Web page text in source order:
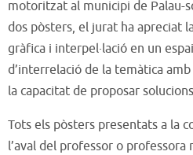
motoritzat al municipi de Palau-
dos pòsters, el jurat ha apreciat
gràfica i interpel·lació en un
d’interrelació de la temàtica
la capacitat de proposar
Tots els pòsters presentats a la
l’aval del professor o